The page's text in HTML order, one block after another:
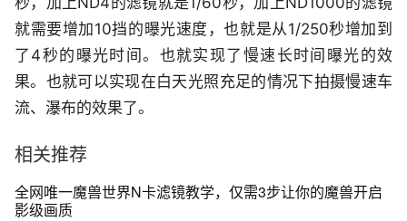
就需要增加10挡的曝光速度，也就是从1/250秒增加到
了4秒的曝光时间。也就实现了慢速长时间曝光的效
果。也就可以实现在白天光照充足的情况下拍摄慢速车
流、瀑布的效果了。
相关推荐
全网唯一魔兽世界N卡滤镜教学，仅需3步让你的魔兽开启
影级画质